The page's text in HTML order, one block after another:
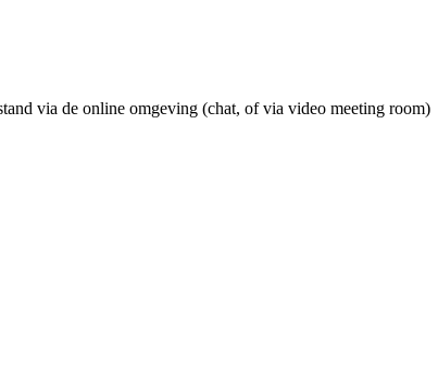
via de online omgeving (chat, of via video meeting room)